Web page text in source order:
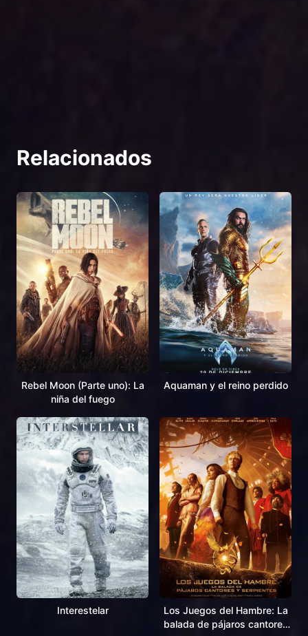
Relacionados
Rebel Moon (Parte uno): La
niña del fuego
Aquaman y el reino perdido
Interestelar
Los Juegos del Hambre: La
balada de pájaros cantores